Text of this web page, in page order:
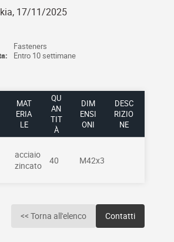
17/11/2025
Fasteners
Entro 10 settimane
MAT
ERIA
LE
QU
AN
TIT
À
DIM
ENSI
ONI
DESC
RIZIO
NE
acciaio
zincato
40 M42x3
<< Torna all'elenco Contatti